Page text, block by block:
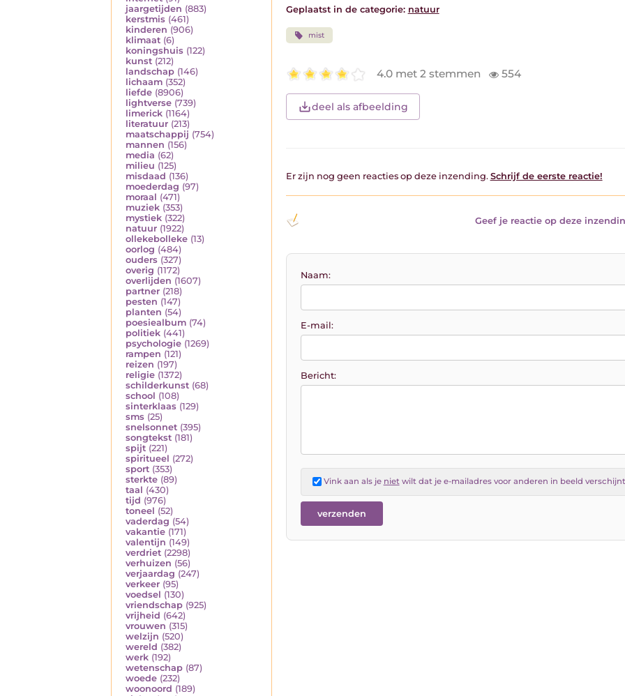
jaargetijden (883)
kerstmis (461)
kinderen (906)
klimaat (6)
koningshuis (122)
kunst (212)
landschap (146)
lichaam (352)
liefde (8906)
lightverse (739)
limerick (1164)
literatuur (213)
maatschappij (754)
mannen (156)
media (62)
milieu (125)
misdaad (136)
moederdag (97)
moraal (471)
muziek (353)
mystiek (322)
natuur (1922)
ollekebolleke (13)
oorlog (484)
ouders (327)
overig (1172)
overlijden (1607)
partner (218)
pesten (147)
planten (54)
poesiealbum (74)
politiek (441)
psychologie (1269)
rampen (121)
reizen (197)
religie (1372)
schilderkunst (68)
school (108)
sinterklaas (129)
sms (25)
snelsonnet (395)
songtekst (181)
spijt (221)
spiritueel (272)
sport (353)
sterkte (89)
taal (430)
tijd (976)
toneel (52)
vaderdag (54)
vakantie (171)
valentijn (149)
verdriet (2298)
verhuizen (56)
verjaardag (247)
verkeer (95)
voedsel (130)
vriendschap (925)
vrijheid (642)
vrouwen (315)
welzijn (520)
wereld (382)
werk (192)
wetenschap (87)
woede (232)
woonoord (189)
Geplaatst in de categorie: natuur
mist
4.0 met 2 stemmen 554
deel als afbeelding
Er zijn nog geen reacties op deze inzending. Schrijf de eerste reactie!
Geef je reactie op deze
Naam:
E-mail:
Bericht:
Vink aan als je nietwilt dat je e-mailadres voor anderen in beeld verschijnt